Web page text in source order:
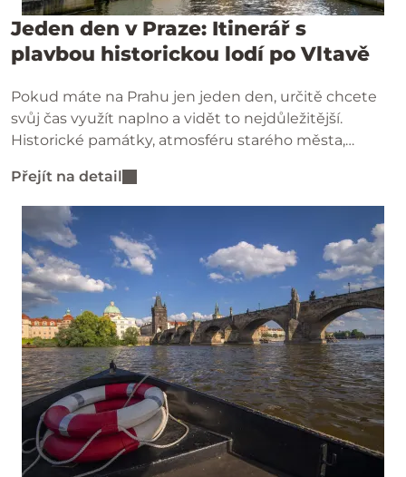
Jeden den v Praze: Itinerář s
plavbou historickou lodí po Vltavě
Pokud máte na Prahu jen jeden den, určitě chcete
svůj čas využít naplno a vidět to nejdůležitější.
Historické památky, atmosféru starého města,
zážitek:plavbu historickou výletní lodí po Vltavě s
Prague Venice.
Přejít na detail